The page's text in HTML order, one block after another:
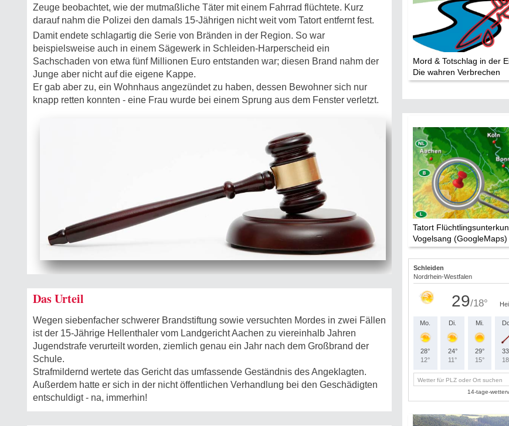
Zeuge beobachtet, wie der mutmaßliche Täter mit einem Fahrrad flüchtete. Kurz
darauf nahm die Polizei den damals 15-Jährigen nicht weit vom Tatort entfernt fest.
Damit endete schlagartig die Serie von Bränden in der Region. So war
beispielsweise auch in einem Sägewerk in Schleiden-Harperscheid ein
Sachschaden von etwa fünf Millionen Euro entstanden war; diesen Brand nahm der
Junge aber nicht auf die eigene Kappe.
Er gab aber zu, ein Wohnhaus angezündet zu haben, dessen Bewohner sich nur
knapp retten konnten - eine Frau wurde bei einem Sprung aus dem Fenster verletzt.
Das Urteil
Wegen siebenfacher schwerer Brandstiftung sowie versuchten Mordes in zwei Fällen
ist der 15-Jährige Hellenthaler vom Landgericht Aachen zu viereinhalb Jahren
Jugendstrafe verurteilt worden, ziemlich genau ein Jahr nach dem Großbrand der
Schule.
Strafmildernd wertete das Gericht das umfassende Geständnis des Angeklagten.
Außerdem hatte er sich in der nicht öffentlichen Verhandlung bei den Geschädigten
entschuldigt - na, immerhin!
Mord & Totschlag in der
Die wahren Verbrechen
Tatort
Vogelsang (GoogleMaps)